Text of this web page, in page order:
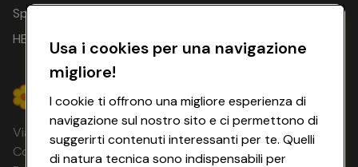
Spesa Online
HEYCONAD
Via Michelino, 59 | 40127 BOLOGNA
Codice Fiscale e Registro Imprese di
Usa i cookies per una navigazione
migliore!
I cookie ti offrono una migliore esperienza di
navigazione sul nostro sito e ci permettono di
suggerirti contenuti interessanti per te. Quelli
di natura tecnica sono indispensabili per